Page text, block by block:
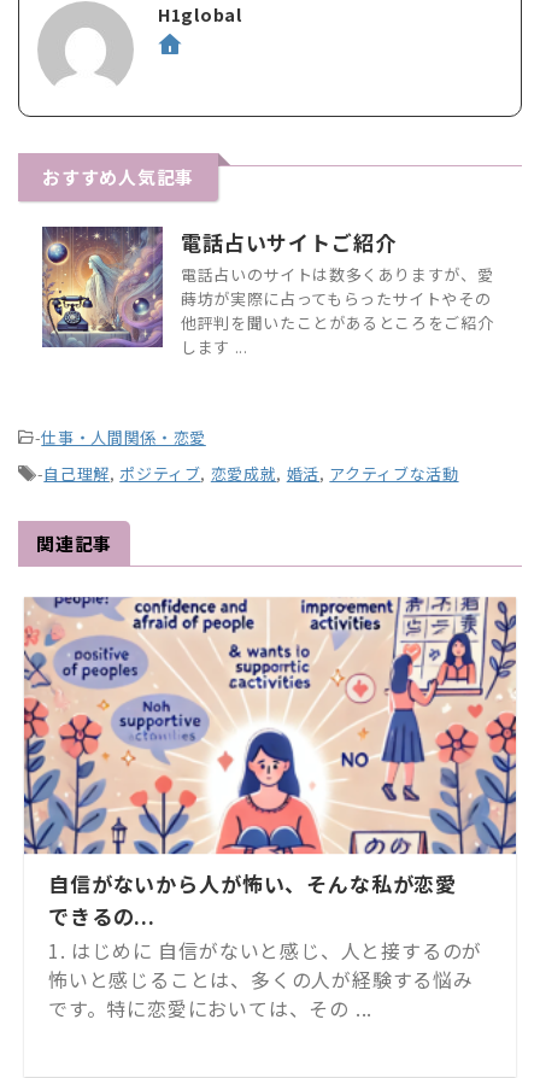
H1global
おすすめ人気記事
電話占いサイトご紹介
電話占いのサイトは数多くありますが、愛
蒔坊が実際に占ってもらったサイトやその
他評判を聞いたことがあるところをご紹介
します ...
-仕事・人間関係・恋愛
-自己理解, ポジティブ, 恋愛成就, 婚活, アクティブな活動
関連記事
自信がないから人が怖い、そんな私が恋愛
できるの...
1. はじめに 自信がないと感じ、人と接するのが
怖いと感じることは、多くの人が経験する悩み
です。特に恋愛においては、その ...